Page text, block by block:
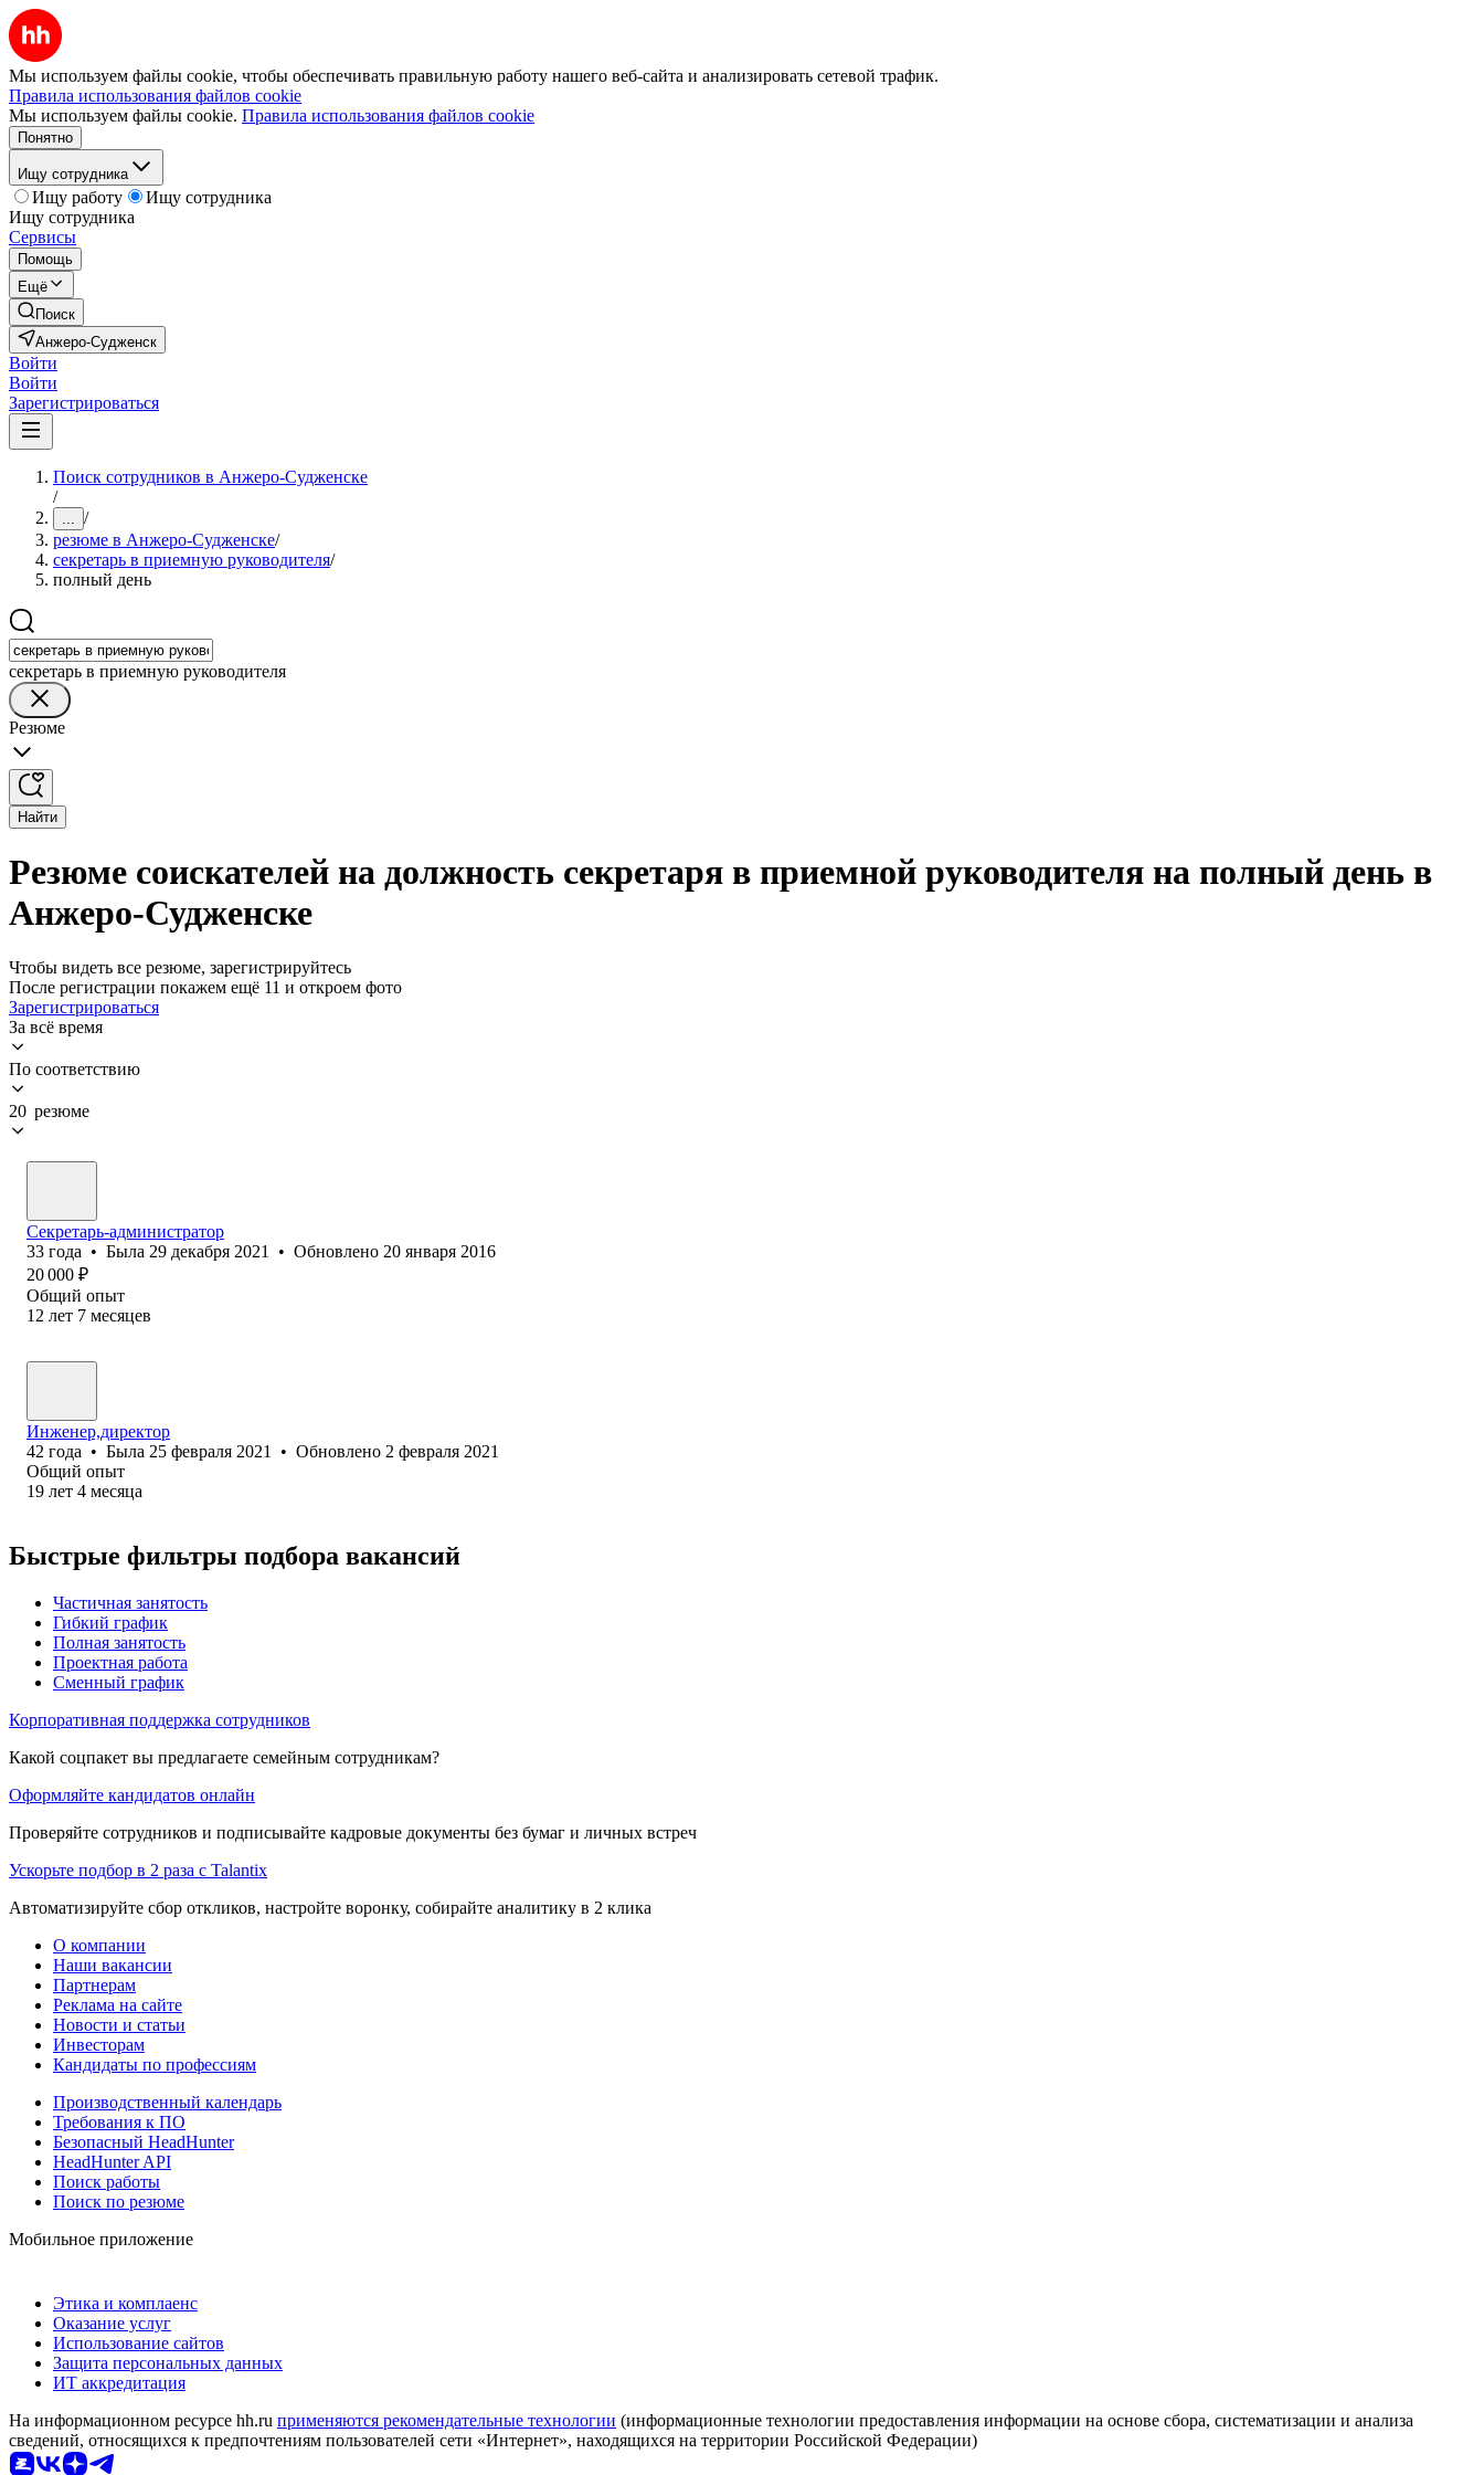
Мы используем файлы cookie, чтобы обеспечивать правильную работу нашего веб-сайта и анализировать сетевой трафик.
Правила использования файлов cookie
Мы используем файлы cookie. Правила использования файлов cookie
Понятно
Ищу сотрудника
Ищу работу
Ищу сотрудника
Ищу сотрудника
Сервисы
Помощь
Ещё
Поиск
Анжеро-Судженск
Войти
Войти
Зарегистрироваться
Поиск сотрудников в Анжеро-Судженске
/
... /
резюме в Анжеро-Судженске/
секретарь в приемную руководителя/
полный день
секретарь в приемную руководителя
Резюме
Найти
Резюме соискателей на должность секретаря в приемной руководителя на полный день в
Анжеро-Судженске
Чтобы видеть все резюме, зарегистрируйтесь
После регистрации покажем ещё 11 и откроем фото
Зарегистрироваться
За всё время
По соответствию
20 резюме
Секретарь-администратор
33 года • Была 29 декабря 2021 • Обновлено 20 января 2016
20 000 ₽
Общий опыт
12 лет 7 месяцев
Инженер,директор
42 года • Была 25 февраля 2021 • Обновлено 2 февраля 2021
Общий опыт
19 лет 4 месяца
Быстрые фильтры подбора вакансий
Частичная занятость
Гибкий график
Полная занятость
Проектная работа
Сменный график
Корпоративная поддержка сотрудников
Какой соцпакет вы предлагаете семейным сотрудникам?
Оформляйте кандидатов онлайн
Проверяйте сотрудников и подписывайте кадровые документы без бумаг и личных встреч
Ускорьте подбор в 2 раза с Talantix
Автоматизируйте сбор откликов, настройте воронку, собирайте аналитику в 2 клика
О компании
Наши вакансии
Партнерам
Реклама на сайте
Новости и статьи
Инвесторам
Кандидаты по профессиям
Производственный календарь
Требования к ПО
Безопасный HeadHunter
HeadHunter API
Поиск работы
Поиск по резюме
Мобильное приложение
Этика и комплаенс
Оказание услуг
Использование сайтов
Защита персональных данных
ИТ аккредитация
На информационном ресурсе hh.ru применяются рекомендательные технологии (информационные технологии предоставления информации на основе сбора, систематизации и анализа
сведений, относящихся к предпочтениям пользователей сети «Интернет», находящихся на территории Российской Федерации)